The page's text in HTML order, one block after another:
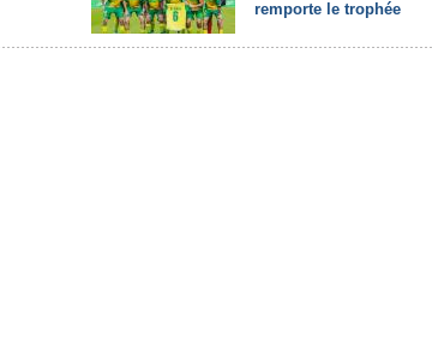
remporte le trophée